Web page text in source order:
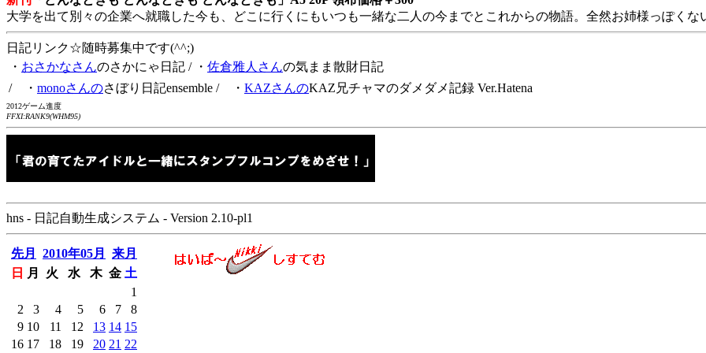
大学を出て別々の企業へ就職した今も、どこに行くにもいつも一緒な二人の今までとこれからの物語。全然お姉様っぽくな
日記リンク☆随時募集中です(^^;)
・ おさかなさんのさかにゃ日記 / ・ 佐倉雅人さんの気まま散財日記
/ ・ monoさんのさぼり日記ensemble / ・ KAZさんのKAZ兄チャマのダメダメ記録 Ver.Hatena
2012ゲーム進度
FFXI:RANK9(WHM95)
hns - 日記自動生成システム - Version 2.10-pl1
先月 2010年05月
来月
日
月 火 水 木 金 土
1
2
3 4 5 6 7
8
9 10 11 12 13 14 15
16 17 18 19 20 21 22